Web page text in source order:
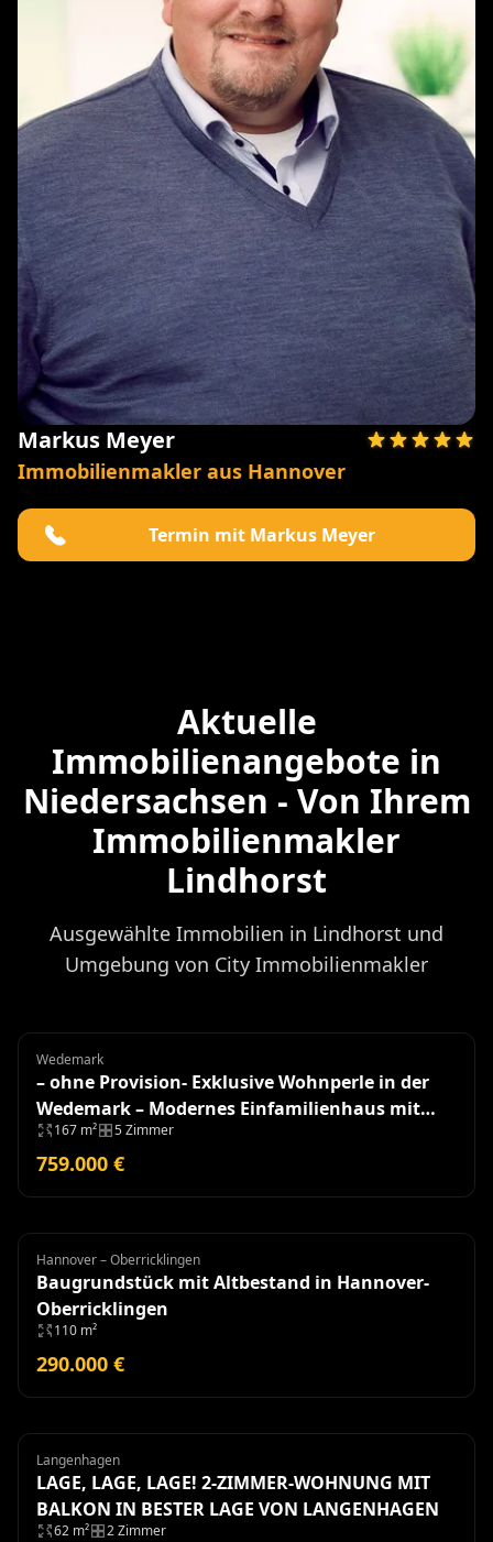
Markus Meyer
Immobilienmakler aus Hannover
Termin mit Markus Meyer
Aktuelle
Immobilienangebote in
Niedersachsen - Von Ihrem
Immobilienmakler
Lindhorst
Ausgewählte Immobilien in Lindhorst und
Umgebung von City Immobilienmakler
Einfamilienhaus
Wedemark
– ohne Provision- Exklusive Wohnperle in der
Wedemark – Modernes Einfamilienhaus mit
hochwertiger Ausstattung
167 m² 5 Zimmer
759.000 €
Grundstück
Hannover – Oberricklingen
Baugrundstück mit Altbestand in Hannover-
Oberricklingen
110 m²
290.000 €
Wohnung
Langenhagen
LAGE, LAGE, LAGE! 2-ZIMMER-WOHNUNG MIT
BALKON IN BESTER LAGE VON LANGENHAGEN
62 m² 2 Zimmer